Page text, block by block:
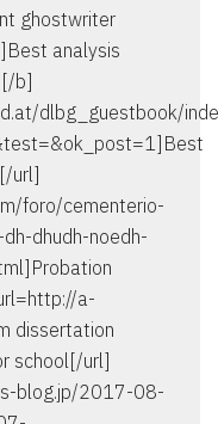
ghostwriter
analysis
b]
dlbg_guestbook/
url]
foro/cementerio-
dhudh-noedh-
a-
dissertation
school[/url]
blog.jp/2017-08-